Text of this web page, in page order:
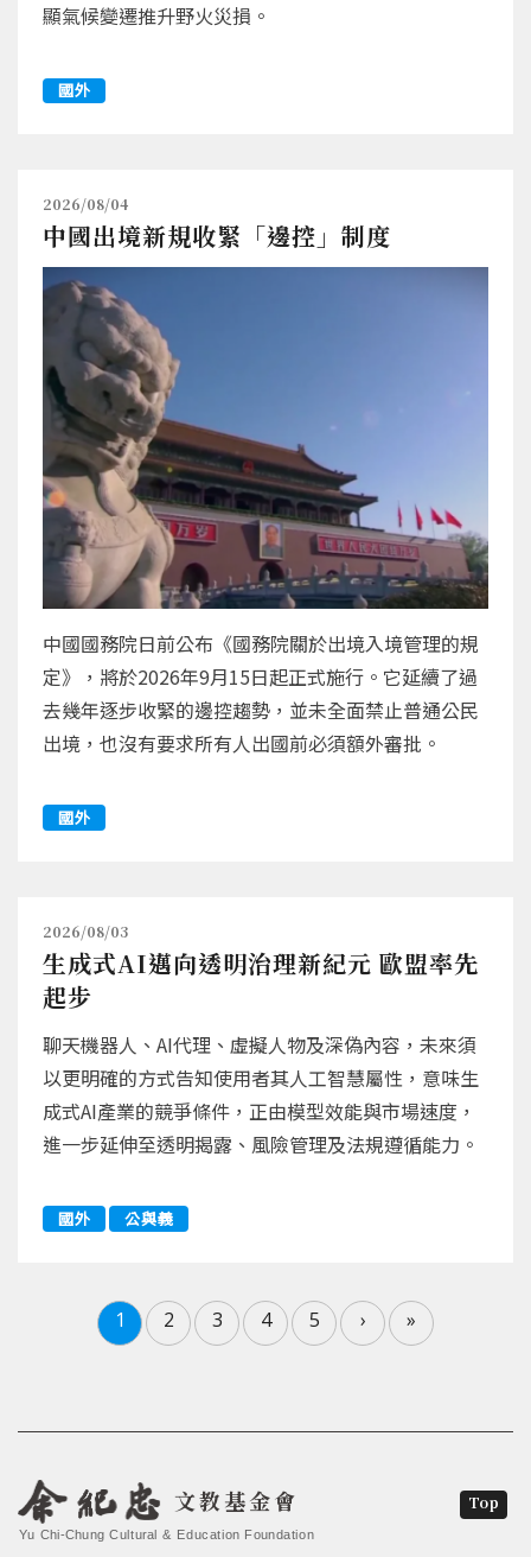
顯氣候變遷推升野火災損。
國外
2026/08/04
中國出境新規收緊「邊控」制度
中國國務院日前公布《國務院關於出境入境管理的規
定》，將於2026年9月15日起正式施行。它延續了過
去幾年逐步收緊的邊控趨勢，並未全面禁止普通公民
出境，也沒有要求所有人出國前必須額外審批。
國外
2026/08/03
生成式AI邁向透明治理新紀元 歐盟率先
起步
聊天機器人、AI代理、虛擬人物及深偽內容，未來須
以更明確的方式告知使用者其人工智慧屬性，意味生
成式AI產業的競爭條件，正由模型效能與市場速度，
進一步延伸至透明揭露、風險管理及法規遵循能力。
國外 公與義
1 2 3 4 5 › »
文教基金會
Yu Chi-Chung Cultural & Education Foundation
Top